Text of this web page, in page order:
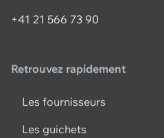
+41 21 566 73 90
Retrouvez rapidement
Les fournisseurs
Les guichets